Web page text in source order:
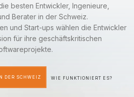
besten Entwickler, Ingenieure,
Berater in der Schweiz.
und Start-ups wählen die Entwickler
für ihre geschäftskritischen
DER SCHWEIZ WIE FUNKTIONIERT ES?